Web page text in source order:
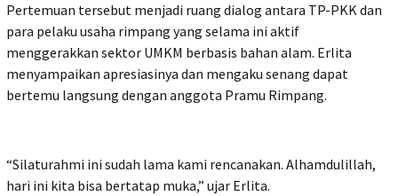
Pertemuan tersebut menjadi ruang dialog antara TP-PKK dan
para pelaku usaha rimpang yang selama ini aktif
menggerakkan sektor UMKM berbasis bahan alam. Erlita
menyampaikan apresiasinya dan mengaku senang dapat
bertemu langsung dengan anggota Pramu Rimpang.
“Silaturahmi ini sudah lama kami rencanakan. Alhamdulillah,
hari ini kita bisa bertatap muka,” ujar Erlita.